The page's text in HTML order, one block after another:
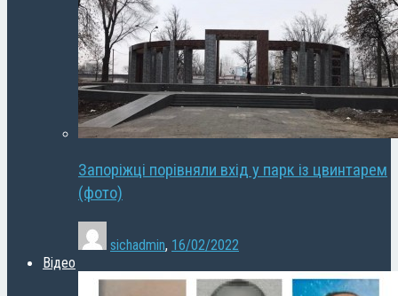
Запоріжці порівняли вхід у парк із цвинтарем
(фото)
sichadmin, 16/02/2022
Відео